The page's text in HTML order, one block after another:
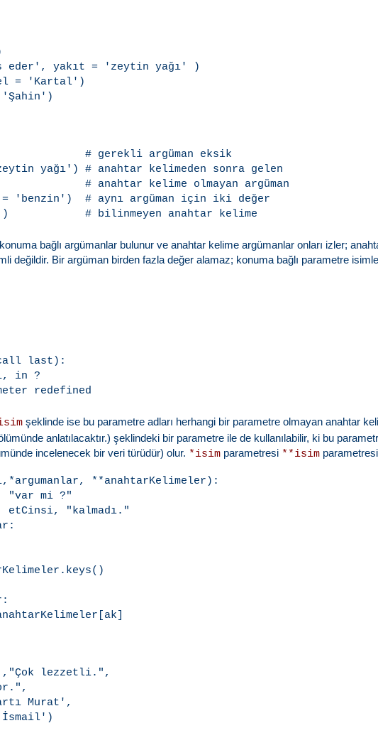
eder', yakıt = 'zeytin yağı' )
= 'Kartal')
# gerekli argüman eksik
yağı') # anahtar kelimeden sonra gelen
# anahtar kelime olmayan argüman
'benzin')  # aynı argüman için iki değer
bağlı argümanlar bulunur ve anahtar kelime argümanlar onları izler;
değildir. Bir argüman birden fazla değer alamaz; konuma bağlı parametre
call last):
in ?
şeklinde ise bu parametre adları herhangi bir parametre olmayan anahtar
anlatılacaktır.) şeklindeki bir parametre ile de kullanılabilir, ki bu
incelenecek bir veri türüdür) olur. *isim parametresi **isim
**anahtarKelimeler):
"var mi ?"
etCinsi, "kalmadı."
lezzetli.",
Murat',